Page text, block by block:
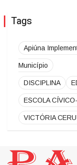
Tags
Apiúna
Município
DISCIPLINA
ESCOLA
VICTÓRIA